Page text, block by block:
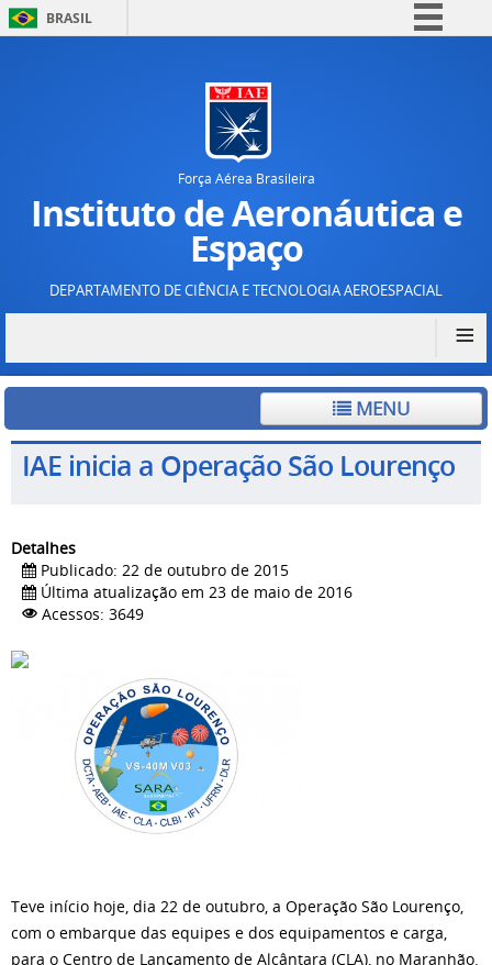
BRASIL
Canais
Força Aérea Brasileira
Instituto de Aeronáutica e
Espaço
DEPARTAMENTO DE CIÊNCIA E TECNOLOGIA AEROESPACIAL
≡
MENU
IAE inicia a Operação São Lourenço
Detalhes
Publicado: 22 de outubro de 2015
Última atualização em 23 de maio de 2016
Acessos: 3649
Teve início hoje, dia 22 de outubro, a Operação São Lourenço,
com o embarque das equipes e dos equipamentos e carga,
para o Centro de Lançamento de Alcântara (CLA), no Maranhão.